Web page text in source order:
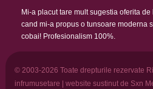
Mi-a placut tare mult sugestia oferita
cand mi-a propus o tunsoare moderna
cobai! Profesionalism 100%.
© 2003-2026 Toate drepturile rezervate
infrumusetare | website sustinut de Sxn